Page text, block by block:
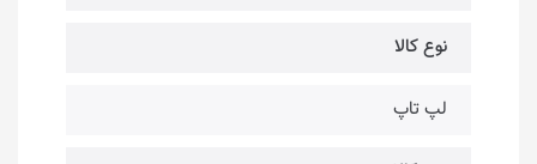
نوع کالا
لپ تاپ